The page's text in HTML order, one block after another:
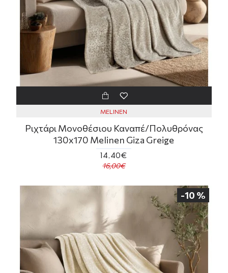
MELINEN
Ριχτάρι Μονοθέσιου Καναπέ/Πολυθρόνας
130x170 Melinen Giza Greige
14,40€
16,00€
-10 %